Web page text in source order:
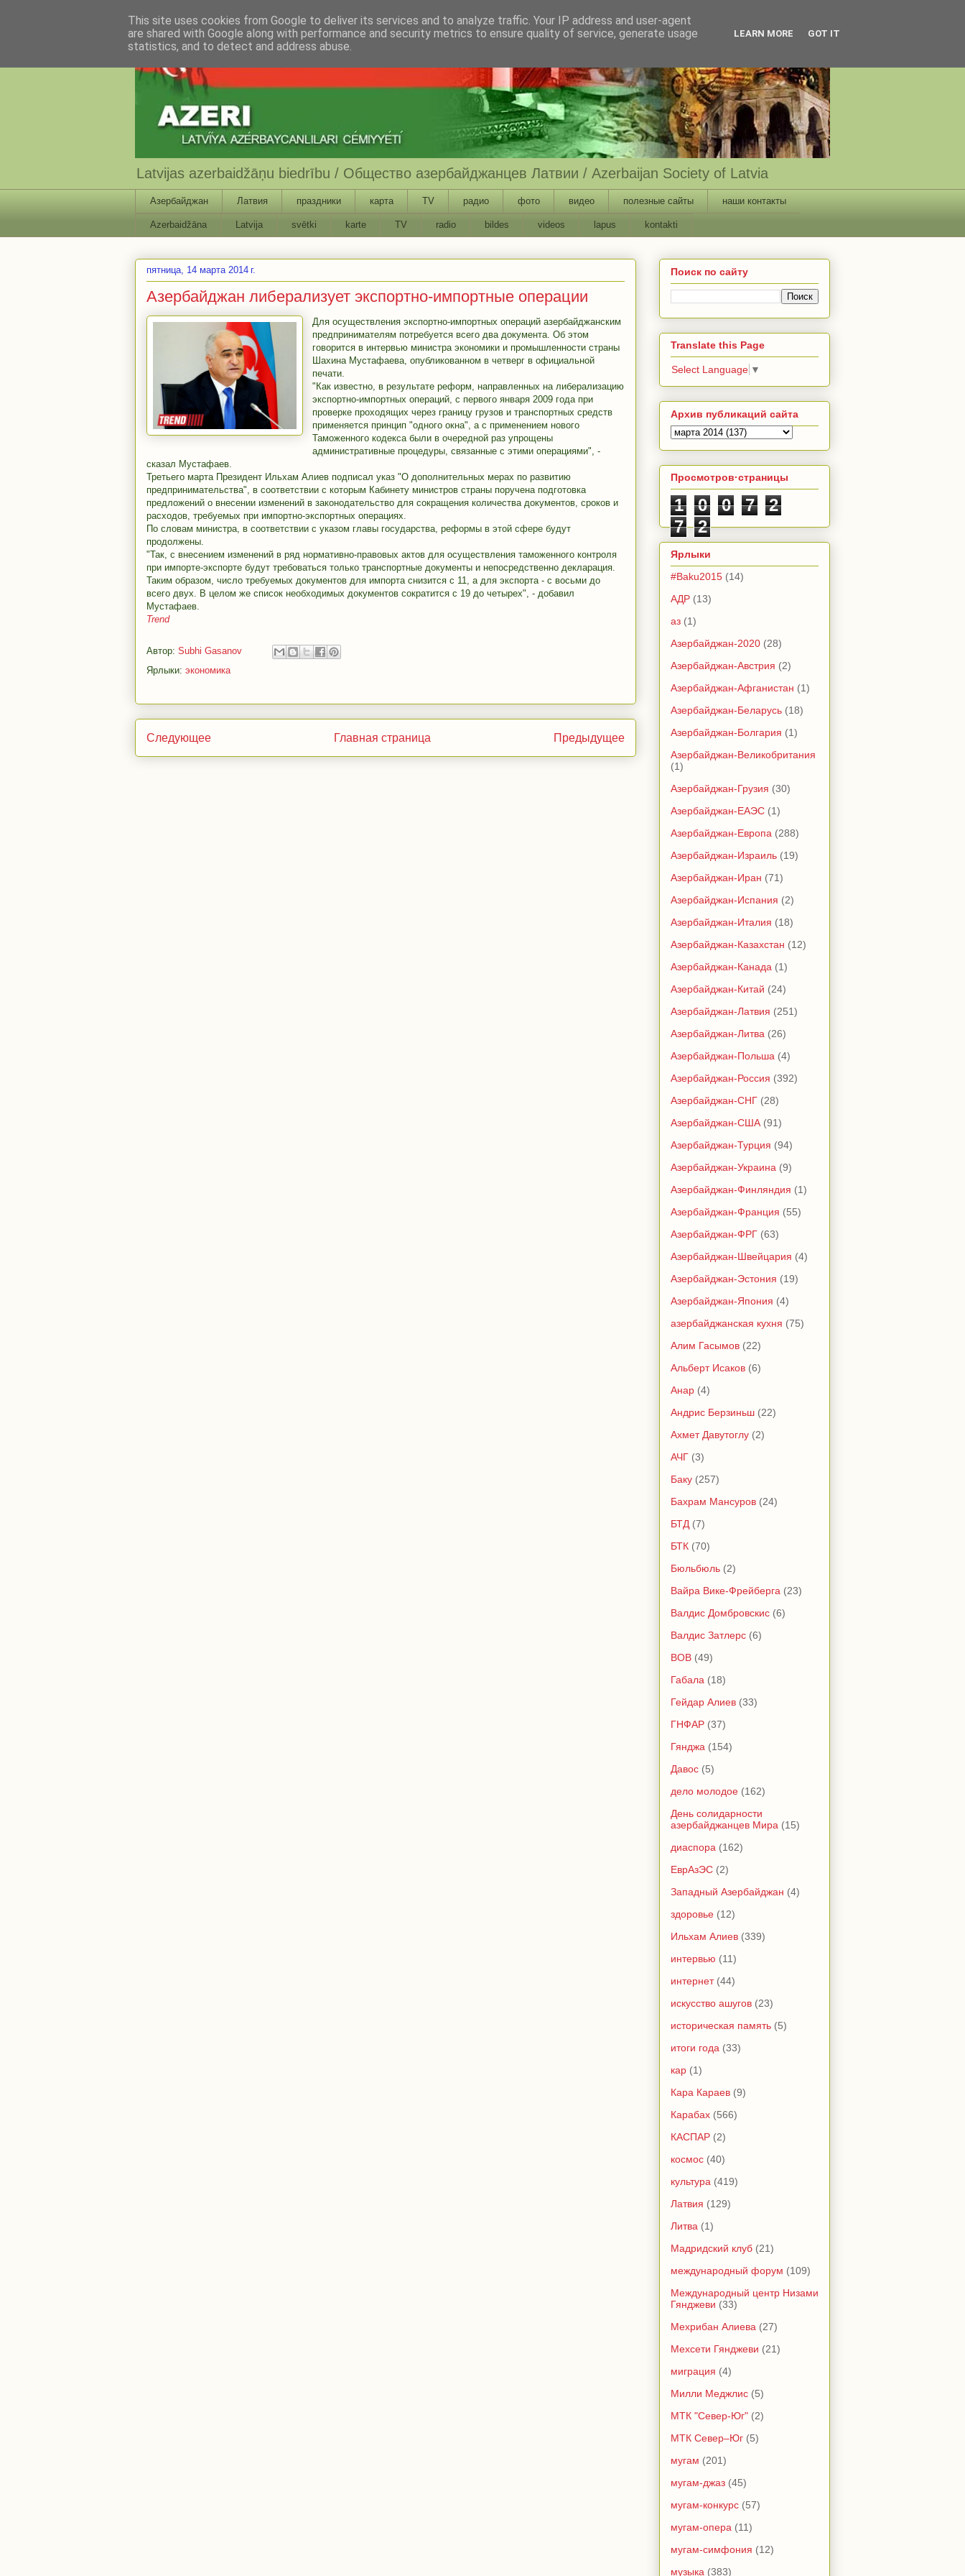
Latvijas azerbaidžāņu biedrību / Общество азербайджанцев Латвии / Azerbaijan Society of Latvia
Азербайджан Латвия праздники карта TV радио фото видео полезные сайты наши контакты
Azerbaidžāna Latvija svētki karte TV radio bildes videos lapus kontakti
пятница, 14 марта 2014 г.
Азербайджан либерализует экспортно-импортные операции
Для осуществления экспортно-импортных операций азербайджанским
предпринимателям потребуется всего два документа. Об этом
говорится в интервью министра экономики и промышленности страны
Шахина Мустафаева, опубликованном в четверг в официальной
печати.
"Как известно, в результате реформ, направленных на либерализацию
экспортно-импортных операций, с первого января 2009 года при
проверке проходящих через границу грузов и транспортных средств
применяется принцип "одного окна", а с применением нового
Таможенного кодекса были в очередной раз упрощены
административные процедуры, связанные с этими операциями", -
сказал Мустафаев.
Третьего марта Президент Ильхам Алиев подписал указ "О дополнительных мерах по развитию
предпринимательства", в соответствии с которым Кабинету министров страны поручена подготовка
предложений о внесении изменений в законодательство для сокращения количества документов, сроков и
расходов, требуемых при импортно-экспортных операциях.
По словам министра, в соответствии с указом главы государства, реформы в этой сфере будут
продолжены.
"Так, с внесением изменений в ряд нормативно-правовых актов для осуществления таможенного контроля
при импорте-экспорте будут требоваться только транспортные документы и непосредственно декларация.
Таким образом, число требуемых документов для импорта снизится с 11, а для экспорта - с восьми до
всего двух. В целом же список необходимых документов сократится с 19 до четырех", - добавил
Мустафаев.
Trend
Автор: Subhi Gasanov
Ярлыки: экономика
Следующее Предыдущее
Главная страница
Поиск по сайту
Translate this Page
Select Language ▼
Архив публикаций сайта
Просмотров·страницы
1 0 0 7
2
7
2
Ярлыки
#Baku2015 (14)
АДР (13)
аз (1)
Азербайджан-2020 (28)
Азербайджан-Австрия (2)
Азербайджан-Афганистан (1)
Азербайджан-Беларусь (18)
Азербайджан-Болгария (1)
Азербайджан-Великобритания
(1)
Азербайджан-Грузия (30)
Азербайджан-ЕАЭС (1)
Азербайджан-Европа (288)
Азербайджан-Израиль (19)
Азербайджан-Иран (71)
Азербайджан-Испания (2)
Азербайджан-Италия (18)
Азербайджан-Казахстан (12)
Азербайджан-Канада (1)
Азербайджан-Китай (24)
Азербайджан-Латвия (251)
Азербайджан-Литва (26)
Азербайджан-Польша (4)
Азербайджан-Россия (392)
Азербайджан-СНГ (28)
Азербайджан-США (91)
Азербайджан-Турция (94)
Азербайджан-Украина (9)
Азербайджан-Финляндия (1)
Азербайджан-Франция (55)
Азербайджан-ФРГ (63)
Азербайджан-Швейцария (4)
Азербайджан-Эстония (19)
Азербайджан-Япония (4)
азербайджанская кухня (75)
Алим Гасымов (22)
Альберт Исаков (6)
Анар (4)
Андрис Берзиньш (22)
Ахмет Давутоглу (2)
АЧГ (3)
Баку (257)
Бахрам Мансуров (24)
БТД (7)
БТК (70)
Бюльбюль (2)
Вайра Вике-Фрейберга (23)
Валдис Домбровскис (6)
Валдис Затлерс (6)
ВОВ (49)
Габала (18)
Гейдар Алиев (33)
ГНФАР (37)
Гянджа (154)
Давос (5)
дело молодое (162)
День солидарности
азербайджанцев Мира (15)
диаспора (162)
ЕврАзЭС (2)
Западный Азербайджан (4)
здоровье (12)
Ильхам Алиев (339)
интервью (11)
интернет (44)
искусство ашугов (23)
историческая память (5)
итоги года (33)
кар (1)
Кара Караев (9)
Карабах (566)
КАСПАР (2)
космос (40)
культура (419)
Латвия (129)
Литва (1)
Мадридский клуб (21)
международный форум (109)
Международный центр Низами
Гянджеви (33)
Мехрибан Алиева (27)
Мехсети Гянджеви (21)
миграция (4)
Милли Меджлис (5)
МТК "Север-Юг" (2)
МТК Север–Юг (5)
мугам (201)
мугам-джаз (45)
мугам-конкурс (57)
мугам-опера (11)
мугам-симфония (12)
музыка (383)
This site uses cookies from Google to deliver its services and to analyze traffic. Your IP address and user-agent
are shared with Google along with performance and security metrics to ensure quality of service, generate usage
statistics, and to detect and address abuse.
LEARN MORE GOT IT